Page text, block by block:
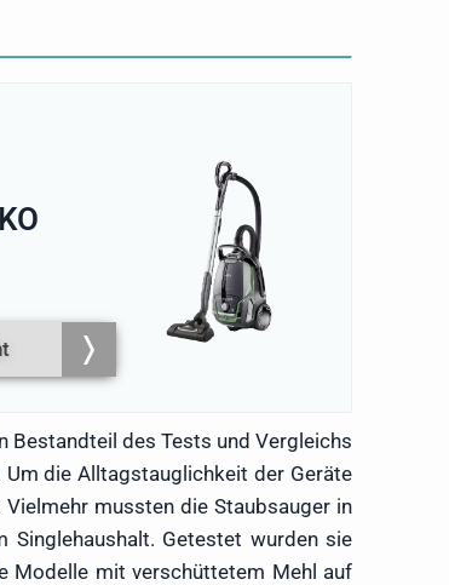
Bestandteil des Tests und Vergleichs
die Alltagstauglichkeit der Geräte
mussten die Staubsauger in
Singlehaushalt. Getestet wurden sie
Modelle mit verschüttetem Mehl auf